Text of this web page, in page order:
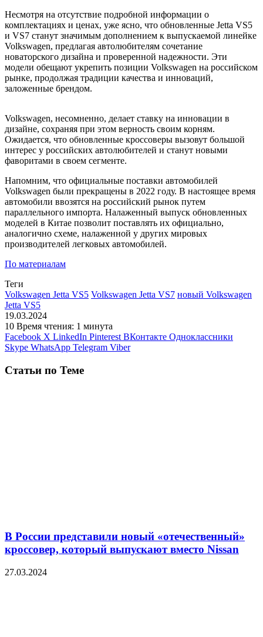
Несмотря на отсутствие подробной информации о
комплектациях и ценах, уже ясно, что обновленные Jetta VS5
и VS7 станут значимым дополнением к выпускаемой линейке
Volkswagen, предлагая автолюбителям сочетание
новаторского дизайна и проверенной надежности. Эти
модели обещают укрепить позиции Volkswagen на российском
рынке, продолжая традиции качества и инноваций,
заложенные брендом.
Volkswagen, несомненно, делает ставку на инновации в
дизайне, сохраняя при этом верность своим корням.
Ожидается, что обновленные кроссоверы вызовут большой
интерес у российских автолюбителей и станут новыми
фаворитами в своем сегменте.
Напомним, что официальные поставки автомобилей
Volkswagen были прекращены в 2022 году. В настоящее время
автомобили ввозятся на российский рынок путем
параллельного импорта. Налаженный выпуск обновленных
моделей в Китае позволит поставлять их официально,
аналогично схеме, налаженной у других мировых
производителей легковых автомобилей.
По материалам
Теги
Volkswagen Jetta VS5 Volkswagen Jetta VS7 новый Volkswagen
Jetta VS5
19.03.2024
10 Время чтения: 1 минута
Facebook X LinkedIn Pinterest ВКонтакте Одноклассники
Skype WhatsApp Telegram Viber
Статьи по Теме
В России представили новый «отечественный»
кроссовер, который выпускают вместо Nissan
27.03.2024